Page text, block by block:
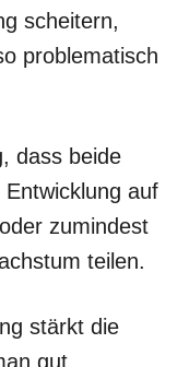
scheitern,
problematisch
dass beide
auf
zumindest
teilen.
stärkt die
gut